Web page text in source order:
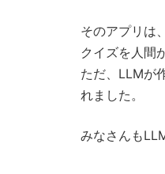
そのアプリは
クイズを人間
ただ、LLMが
れました。
みなさんも